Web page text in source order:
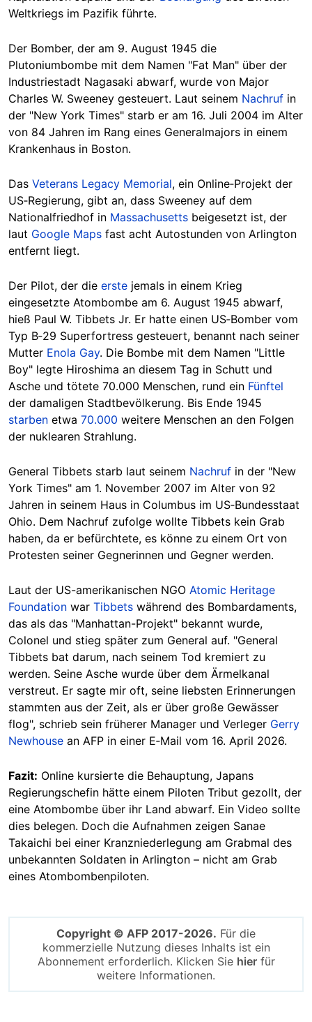
Weltkriegs im Pazifik führte.
Der Bomber, der am 9. August 1945 die
Plutoniumbombe mit dem Namen "Fat Man" über der
Industriestadt Nagasaki abwarf, wurde von Major
Charles W. Sweeney gesteuert. Laut seinem Nachruf in
der "New York Times" starb er am 16. Juli 2004 im Alter
von 84 Jahren im Rang eines Generalmajors in einem
Krankenhaus in Boston.
Das Veterans Legacy Memorial, ein Online‑Projekt der
US‑Regierung, gibt an, dass Sweeney auf dem
Nationalfriedhof in Massachusetts beigesetzt ist, der
laut Google Maps fast acht Autostunden von Arlington
entfernt liegt.
Der Pilot, der die erste jemals in einem Krieg
eingesetzte Atombombe am 6. August 1945 abwarf,
hieß Paul W. Tibbets Jr. Er hatte einen US‑Bomber vom
Typ B‑29 Superfortress gesteuert, benannt nach seiner
Mutter Enola Gay. Die Bombe mit dem Namen "Little
Boy" legte Hiroshima an diesem Tag in Schutt und
Asche und tötete 70.000 Menschen, rund ein Fünftel
der damaligen Stadtbevölkerung. Bis Ende 1945
starben etwa 70.000 weitere Menschen an den Folgen
der nuklearen Strahlung.
General Tibbets starb laut seinem Nachruf in der "New
York Times" am 1. November 2007 im Alter von 92
Jahren in seinem Haus in Columbus im US‑Bundesstaat
Ohio. Dem Nachruf zufolge wollte Tibbets kein Grab
haben, da er befürchtete, es könne zu einem Ort von
Protesten seiner Gegnerinnen und Gegner werden.
Laut der US-amerikanischen NGO Atomic Heritage
Foundation war Tibbets während des Bombardaments,
das als das "Manhattan-Projekt" bekannt wurde,
Colonel und stieg später zum General auf. "General
Tibbets bat darum, nach seinem Tod kremiert zu
werden. Seine Asche wurde über dem Ärmelkanal
verstreut. Er sagte mir oft, seine liebsten Erinnerungen
stammten aus der Zeit, als er über große Gewässer
flog", schrieb sein früherer Manager und Verleger Gerry
Newhouse an AFP in einer E‑Mail vom 16. April 2026.
Fazit: Online kursierte die Behauptung, Japans
Regierungschefin hätte einem Piloten Tribut gezollt, der
eine Atombombe über ihr Land abwarf. Ein Video sollte
dies belegen. Doch die Aufnahmen zeigen Sanae
Takaichi bei einer Kranzniederlegung am Grabmal des
unbekannten Soldaten in Arlington – nicht am Grab
eines Atombombenpiloten.
Copyright © AFP 2017-2026. Für die
kommerzielle Nutzung dieses Inhalts ist ein
Abonnement erforderlich. Klicken Sie hierfür
weitere Informationen.